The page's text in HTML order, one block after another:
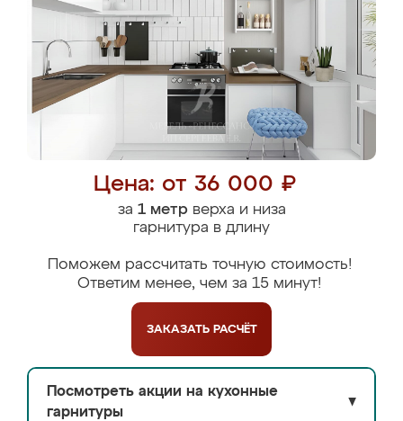
Цена: от 36 000 ₽
за 1 метрверха и низа
гарнитура в длину
Поможем рассчитать точную стоимость!
Ответим менее, чем за 15 минут!
ЗАКАЗАТЬ РАСЧЁТ
Посмотреть акции на кухонные
гарнитуры
▼